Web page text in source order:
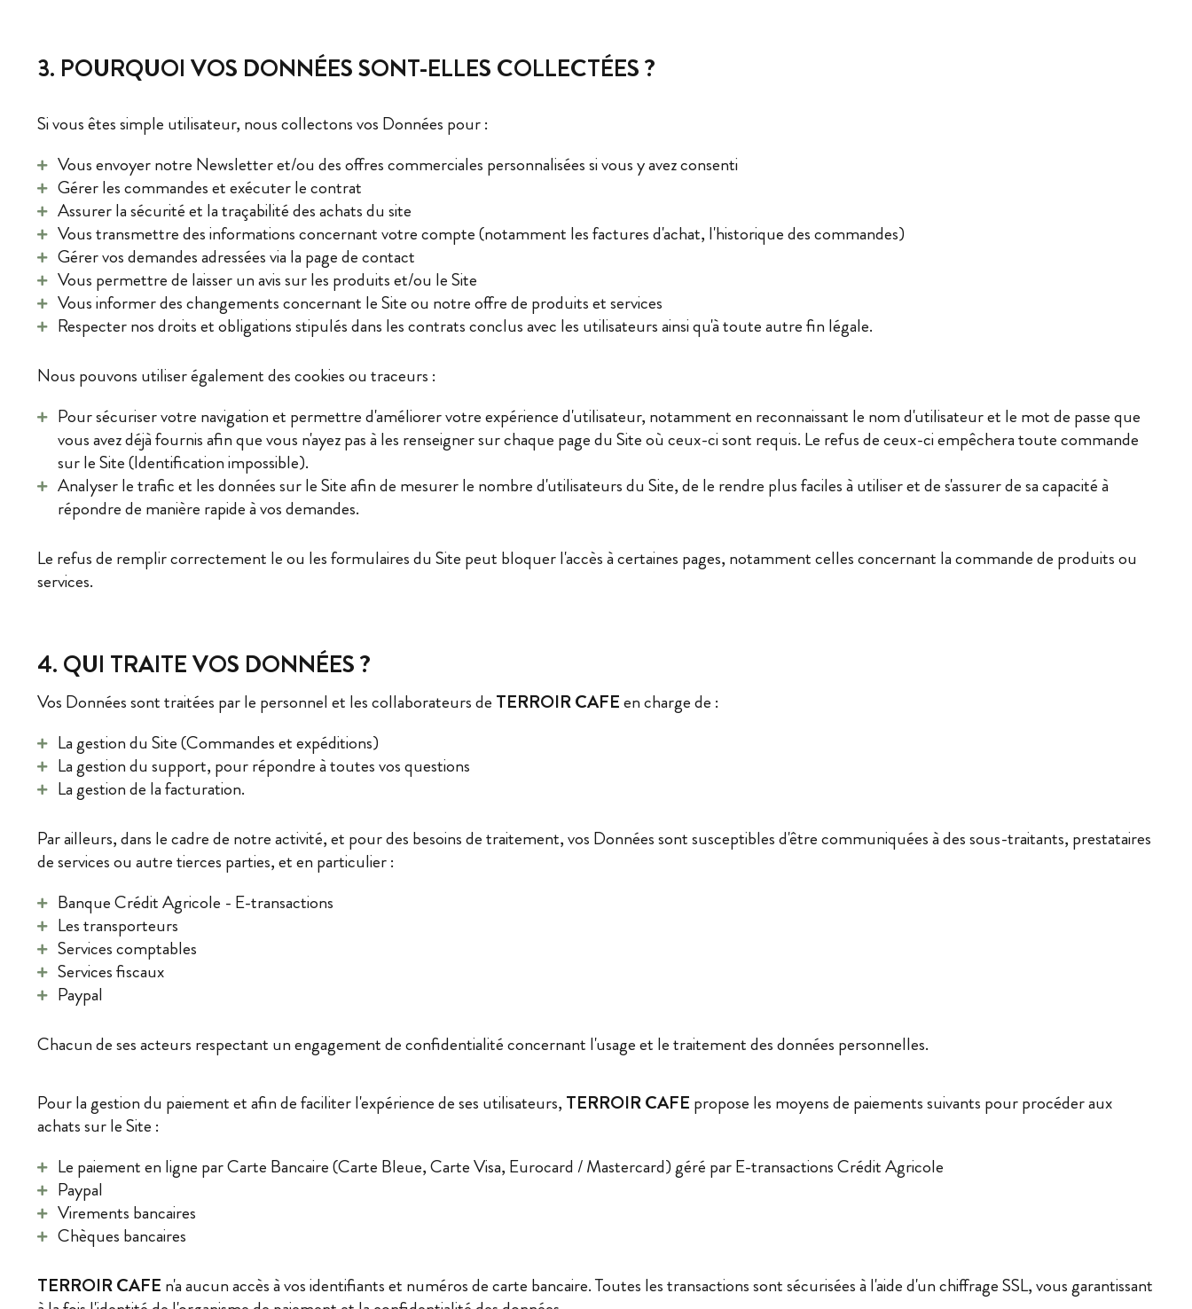
3. POURQUOI VOS DONNÉES SONT-ELLES COLLECTÉES ?
Si vous êtes simple utilisateur, nous collectons vos Données pour :
Vous envoyer notre Newsletter et/ou des offres commerciales personnalisées si vous y avez consenti
Gérer les commandes et exécuter le contrat
Assurer la sécurité et la traçabilité des achats du site
Vous transmettre des informations concernant votre compte (notamment les factures d'achat, l'historique des commandes)
Gérer vos demandes adressées via la page de contact
Vous permettre de laisser un avis sur les produits et/ou le Site
Vous informer des changements concernant le Site ou notre offre de produits et services
Respecter nos droits et obligations stipulés dans les contrats conclus avec les utilisateurs ainsi qu'à toute autre fin légale.
Nous pouvons utiliser également des cookies ou traceurs :
Pour sécuriser votre navigation et permettre d'améliorer votre expérience d'utilisateur, notamment en reconnaissant le nom d'utilisateur et le mot de passe que
vous avez déjà fournis afin que vous n'ayez pas à les renseigner sur chaque page du Site où ceux-ci sont requis. Le refus de ceux-ci empêchera toute commande
sur le Site (Identification impossible).
Analyser le trafic et les données sur le Site afin de mesurer le nombre d'utilisateurs du Site, de le rendre plus faciles à utiliser et de s'assurer de sa capacité à
répondre de manière rapide à vos demandes.
Le refus de remplir correctement le ou les formulaires du Site peut bloquer l'accès à certaines pages, notamment celles concernant la commande de produits ou
services.
4. QUI TRAITE VOS DONNÉES ?
Vos Données sont traitées par le personnel et les collaborateurs de TERROIR CAFEen charge de :
La gestion du Site (Commandes et expéditions)
La gestion du support, pour répondre à toutes vos questions
La gestion de la facturation.
Par ailleurs, dans le cadre de notre activité, et pour des besoins de traitement, vos Données sont susceptibles d'être communiquées à des sous-traitants, prestataires
de services ou autre tierces parties, et en particulier :
Banque Crédit Agricole - E-transactions
Les transporteurs
Services comptables
Services fiscaux
Paypal
Chacun de ses acteurs respectant un engagement de confidentialité concernant l'usage et le traitement des données personnelles.
Pour la gestion du paiement et afin de faciliter l'expérience de ses utilisateurs, TERROIR CAFE propose les moyens de paiements suivants pour procéder aux
achats sur le Site :
Le paiement en ligne par Carte Bancaire (Carte Bleue, Carte Visa, Eurocard / Mastercard) géré par E-transactions Crédit Agricole
Paypal
Virements bancaires
Chèques bancaires
TERROIR CAFE n'a aucun accès à vos identifiants et numéros de carte bancaire. Toutes les transactions sont sécurisées à l'aide d'un chiffrage SSL, vous garantissant